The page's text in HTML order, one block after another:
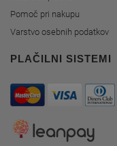
Pomoč pri nakupu
Varstvo osebnih podatkov
PLAČILNI SISTEMI